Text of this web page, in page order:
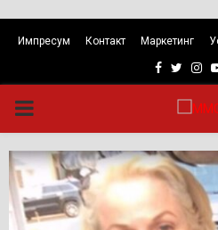
Импресум Контакт Маркетинг
Facebook
PRIMARY
MENU